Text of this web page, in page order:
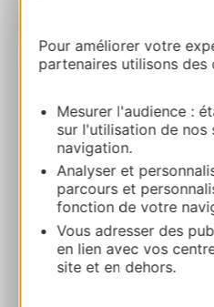
Pour améliorer votre
partenaires utilisons
Mesurer l'audience :
sur l'utilisation de nos
navigation.
Analyser et
parcours et
fonction de votre
Vous adresser des
en lien avec vos
site et en dehors.
Leaflet|
Auberge Saint
19, rue François
Calcola il tuo
+33565440144